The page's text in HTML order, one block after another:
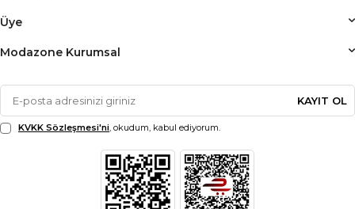
Üye
Modazone Kurumsal
KAYIT OL
KVKK Sözleşmesi'ni, okudum, kabul ediyorum.